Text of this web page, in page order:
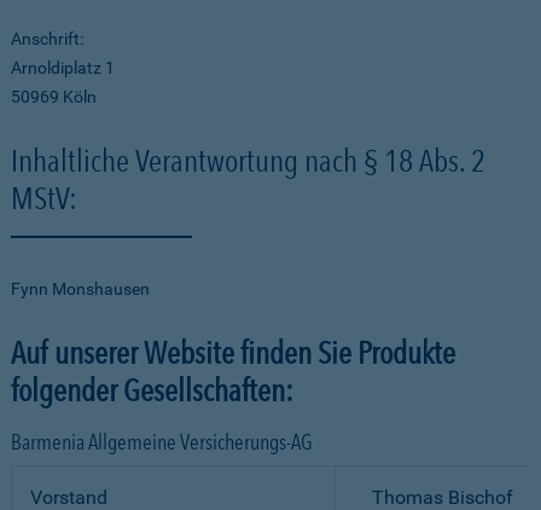
Anschrift:
Arnoldiplatz 1
50969 Köln
Inhaltliche Verantwortung nach § 18 Abs. 2
MStV:
Fynn Monshausen
Auf unserer Website finden Sie Produkte
folgender Gesellschaften:
Barmenia Allgemeine Versicherungs-AG
Vorstand
Thomas Bischof